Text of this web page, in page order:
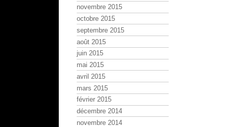
novembre 2015
octobre 2015
septembre 2015
août 2015
juin 2015
mai 2015
avril 2015
mars 2015
février 2015
décembre 2014
novembre 2014